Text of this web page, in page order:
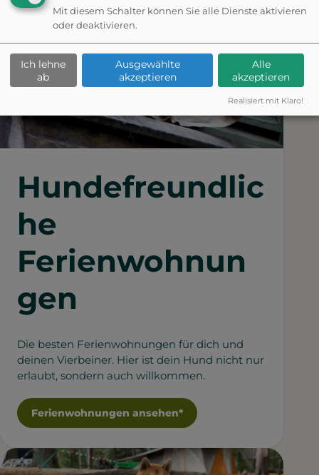
Hundefreundlic
he
Ferienwohnun
gen
Die besten Ferienwohnungen für dich und
deinen Vierbeiner. Hier ist dein Hund nicht nur
erlaubt, sondern auch willkommen.
Ferienwohnungen ansehen*
Mit diesem Schalter können Sie alle Dienste aktivieren
oder deaktivieren.
Ich lehne
ab
Ausgewählte
akzeptieren
Alle
akzeptieren
Realisiert mit Klaro!